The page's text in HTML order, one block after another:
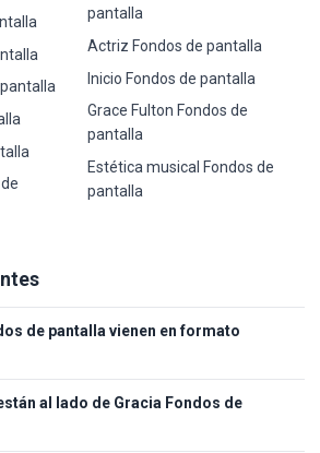
pantalla
Actriz Fondos de pantalla
Inicio Fondos de pantalla
Grace Fulton Fondos de
pantalla
Estética musical Fondos de
pantalla
de pantalla vienen en formato
al lado de Gracia Fondos de